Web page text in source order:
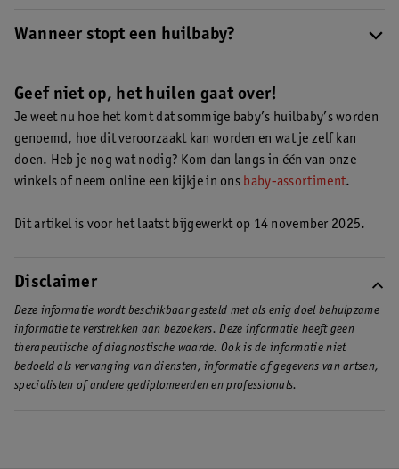
Geef je baby liefde
Vraag hulp om bijvoorbeeld even iets voor jezelf te kunnen
doen.
Lees hier onze overige tips voor een huilbaby .
Wanneer stopt een huilbaby?
Geef niet op, het huilen gaat over!
Je weet nu hoe het komt dat sommige baby’s huilbaby’s worden
genoemd, hoe dit veroorzaakt kan worden en wat je zelf kan
doen. Heb je nog wat nodig? Kom dan langs in één van onze
winkels of neem online een kijkje in ons baby-assortiment.
Dit artikel is voor het laatst bijgewerkt op 14 november 2025.
Disclaimer
Deze informatie wordt beschikbaar gesteld met als enig doel behulpzame
informatie te verstrekken aan bezoekers. Deze informatie heeft geen
therapeutische of diagnostische waarde. Ook is de informatie niet
bedoeld als vervanging van diensten, informatie of gegevens van artsen,
specialisten of andere gediplomeerden en professionals.